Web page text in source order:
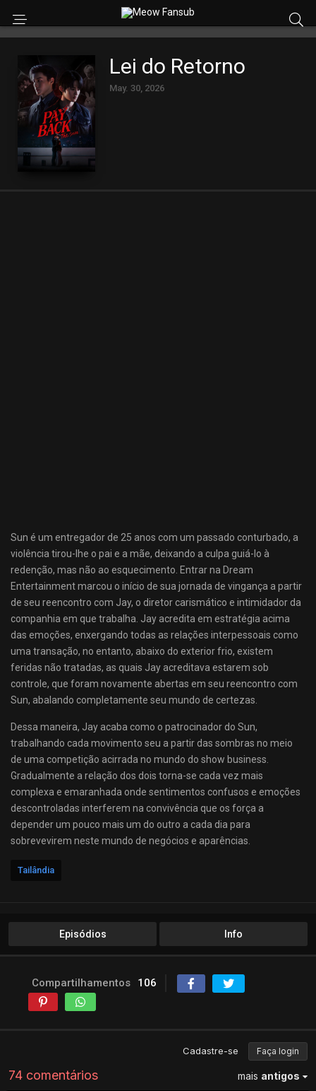
Lei do Retorno
May. 30, 2026
Sun é um entregador de 25 anos com um passado conturbado, a
violência tirou-lhe o pai e a mãe, deixando a culpa guiá-lo à
redenção, mas não ao esquecimento. Entrar na Dream
Entertainment marcou o início de sua jornada de vingança a partir
de seu reencontro com Jay, o diretor carismático e intimidador da
companhia em que trabalha. Jay acredita em estratégia acima
das emoções, enxergando todas as relações interpessoais como
uma transação, no entanto, abaixo do exterior frio, existem
feridas não tratadas, as quais Jay acreditava estarem sob
controle, que foram novamente abertas em seu reencontro com
Sun, abalando completamente seu mundo de certezas.
Dessa maneira, Jay acaba como o patrocinador do Sun,
trabalhando cada movimento seu a partir das sombras no meio
de uma competição acirrada no mundo do show business.
Gradualmente a relação dos dois torna-se cada vez mais
complexa e emaranhada onde sentimentos confusos e emoções
descontroladas interferem na convivência que os força a
depender um pouco mais um do outro a cada dia para
sobrevevirem neste mundo de negócios e aparências.
Tailândia
Episódios Info
Compartilhamentos 106